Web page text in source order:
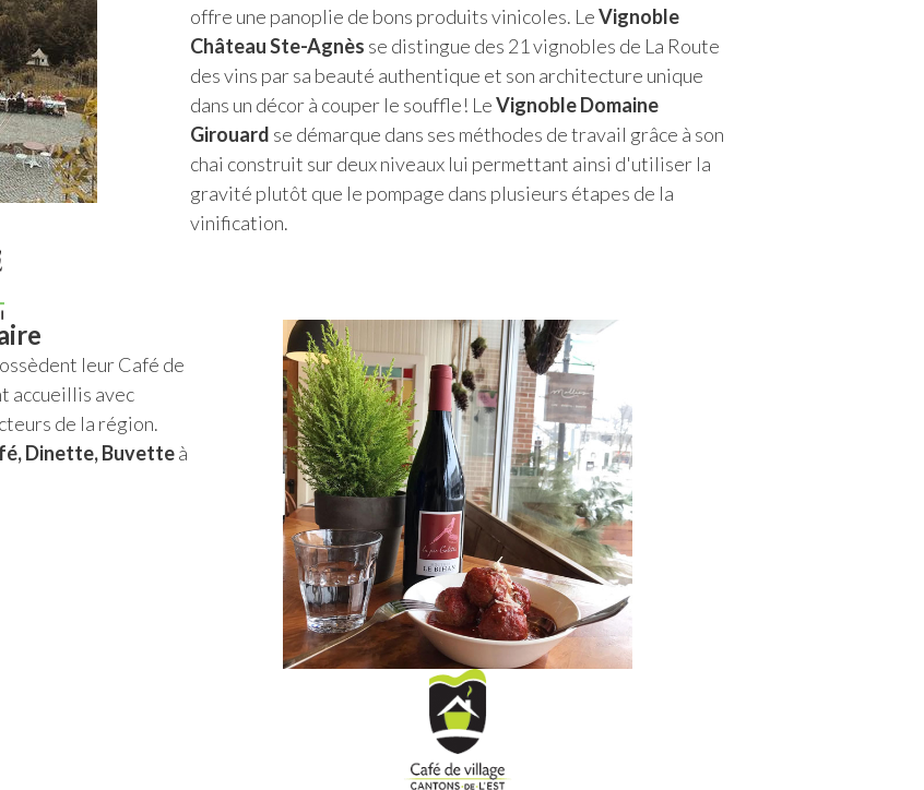
offre une panoplie de bons produits vinicoles. LeVignoble
Château Ste-Agnès se distingue des 21 vignobles de La Route
des vins par sa beauté authentique et son architecture unique
dans un décor à couper le souffle! LeVignoble Domaine
Girouard se démarque dans ses méthodes de travail grâce à son
chai construit sur deux niveaux lui permettant ainsi d'utiliser la
gravité plutôt que le pompage dans plusieurs étapes de la
vinification.
leur Café de
accueillis avec
de la région.
Dinette, Buvetteà